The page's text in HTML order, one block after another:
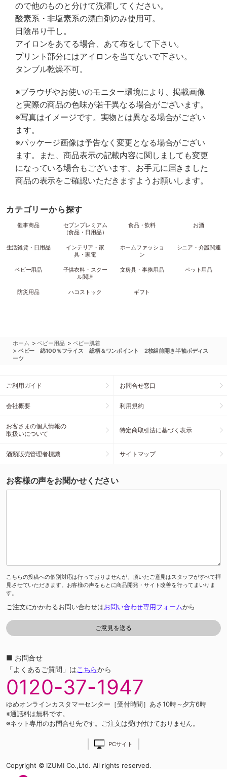
ので他のものと分けて洗濯してください。
酸素系・非塩素系の漂白剤のみ使用可。
日陰吊り干し。
アイロンをあてる場合、あて布をして下さい。
プリント部分にはアイロンを当てないで下さい。
タンブル乾燥不可。
※ブラウザやお使いのモニター環境により、掲載画像
と実際の商品の色味が若干異なる場合がございます。
※写真はイメージです。実物とは異なる場合がござい
ます。
※パッケージ画像は予告なく変更となる場合がござい
ます。また、商品表示の記載内容に関しましても変更
になっている場合もございます。お手元に届きました
商品の表示をご確認いただきますようお願いします。
カテゴリーから探す
催事商品
セブンプレミアム
（食品・日用品）
食品・飲料 お酒
生活雑貨・日用品
インテリア・家
具・家電
ホームファッショ
ン
シニア・介護関連
ベビー用品
子供衣料・スクー
ル関連
文房具・事務用品 ペット用品
防災用品 ハコストック ギフト
ホーム >ベビー用品 > ベビー肌着
> ベビー 綿100％フライス 総柄＆ワンポイント 2枚組前開き半袖ボディス
ーツ
ご利用ガイド お問合せ窓口
会社概要 利用規約
お客さまの個人情報の
取扱いについて
特定商取引法に基づく表示
酒類販売管理者標識 サイトマップ
お客様の声をお聞かせください
こちらの投稿への個別対応は行っておりませんが、頂いたご意見はスタッフがすべて拝
見させていただきます。お客様の声をもとに商品開発・サイト改善を行ってまいりま
す。
ご注文にかかわるお問い合わせはお問い合わせ専用フォームから
■ お問合せ
「よくあるご質問」はこちらから
0120-37-1947
ゆめオンラインカスタマーセンター［受付時間］あさ10時～夕方6時
※通話料は無料です。
※ネット専用のお問合せ先です。ご注文は受け付けておりません。
PCサイト
Copyright © IZUMI Co.,Ltd. All rights reserved.